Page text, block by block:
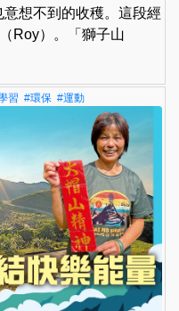
想不到的收穫。這段經
Roy）。「獅子山
習 #環保 #運動